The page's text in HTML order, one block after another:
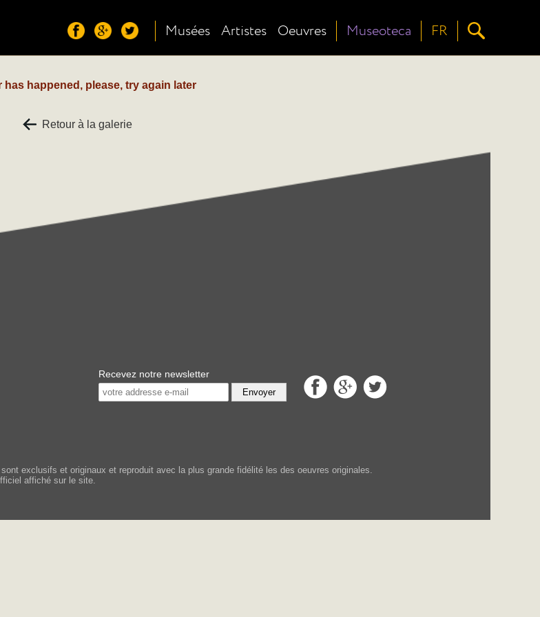
Musées Artistes Oeuvres Museoteca FR
has happened, please, try again later
Retour à la galerie
Recevez notre newsletter
Envoyer
exclusifs et originaux et reproduit avec la plus grande fidélité les des oeuvres originales.
affiché sur le site.